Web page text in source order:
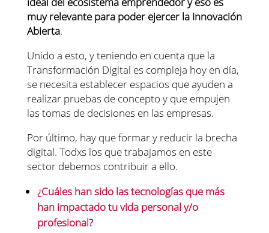
muy relevante para poder ejercer la Innovación
Abierta.
Unido a esto, y teniendo en cuenta que la
Transformación Digital es compleja hoy en día,
se necesita establecer espacios que ayuden a
realizar pruebas de concepto y que empujen
las tomas de decisiones en las empresas.
Por último, hay que formar y reducir la brecha
digital. Todxs los que trabajamos en este
sector debemos contribuir a ello.
¿Cuáles han sido las tecnologías que más
han impactado tu vida personal y/o
profesional?